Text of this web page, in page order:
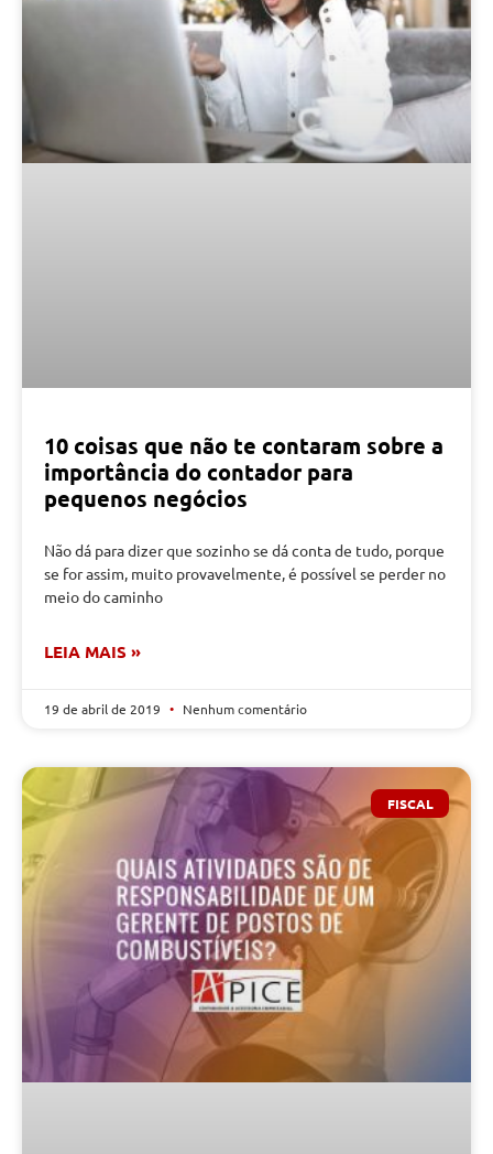
10 coisas que não te contaram sobre a
importância do contador para
pequenos negócios
Não dá para dizer que sozinho se dá conta de tudo, porque
se for assim, muito provavelmente, é possível se perder no
meio do caminho
LEIA MAIS »
19 de abril de 2019 Nenhum comentário
FISCAL